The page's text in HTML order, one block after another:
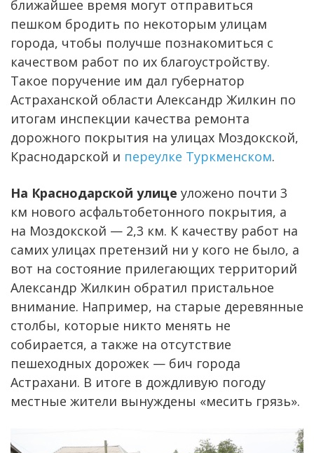
ближайшее время могут отправиться
пешком бродить по некоторым улицам
города, чтобы получше познакомиться с
качеством работ по их благоустройству.
Такое поручение им дал губернатор
Астраханской области Александр Жилкин по
итогам инспекции качества ремонта
дорожного покрытия на улицах Моздокской,
Краснодарской и переулке Туркменском.
На Краснодарской улице уложено почти 3
км нового асфальтобетонного покрытия, а
на Моздокской — 2,3 км. К качеству работ на
самих улицах претензий ни у кого не было, а
вот на состояние прилегающих территорий
Александр Жилкин обратил пристальное
внимание. Например, на старые деревянные
столбы, которые никто менять не
собирается, а также на отсутствие
пешеходных дорожек — бич города
Астрахани. В итоге в дождливую погоду
местные жители вынуждены «месить грязь».